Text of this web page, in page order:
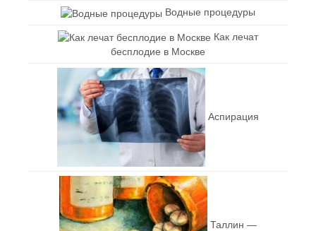
Водные процедуры
Как лечат
бесплодие в Москве
Аспирация
Таллин —